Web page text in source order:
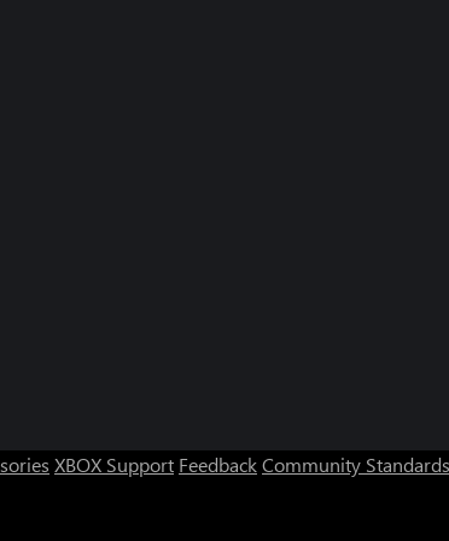
XBOX Support FeedbackCommunity Standards